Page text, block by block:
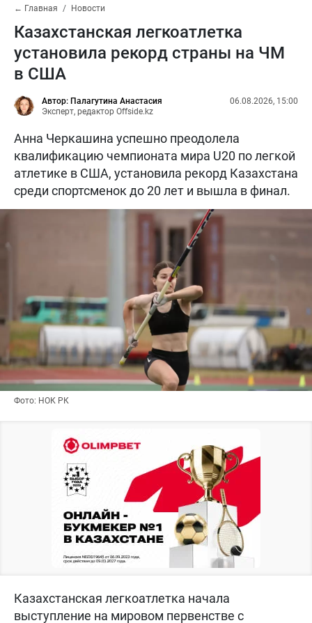
← Главная Новости
Казахстанская легкоатлетка
установила рекорд страны на ЧМ
в США
Автор: Палагутина Анастасия
Эксперт, редактор Offside.kz
06.08.2026, 15:00
Анна Черкашина успешно преодолела
квалификацию чемпионата мира U20 по легкой
атлетике в США, установила рекорд Казахстана
среди спортсменок до 20 лет и вышла в финал.
Фото: НОК РК
Казахстанская легкоатлетка начала
выступление на мировом первенстве с